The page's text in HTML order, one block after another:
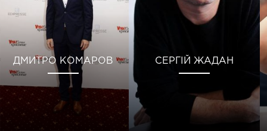
ДМИТРО КОМАРОВ СЕРГІЙ ЖАДАН